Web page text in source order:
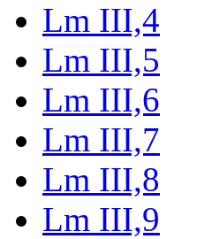
Lm III,4
Lm III,5
Lm III,6
Lm III,7
Lm III,8
Lm III,9